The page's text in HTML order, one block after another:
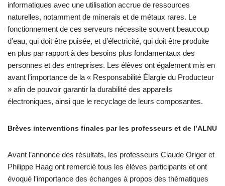
informatiques avec une utilisation accrue de ressources
naturelles, notamment de minerais et de métaux rares. Le
fonctionnement de ces serveurs nécessite souvent beaucoup
d’eau, qui doit être puisée, et d’électricité, qui doit être produite
en plus par rapport à des besoins plus fondamentaux des
personnes et des entreprises. Les élèves ont également mis en
avant l’importance de la « Responsabilité Élargie du Producteur
» afin de pouvoir garantir la durabilité des appareils
électroniques, ainsi que le recyclage de leurs composantes.
Brèves interventions finales par les professeurs et de l’ALNU
Avant l’annonce des résultats, les professeurs Claude Origer et
Philippe Haag ont remercié tous les élèves participants et ont
évoqué l’importance des échanges à propos des thématiques